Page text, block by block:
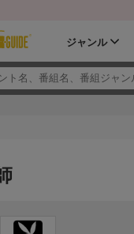
ジャンル